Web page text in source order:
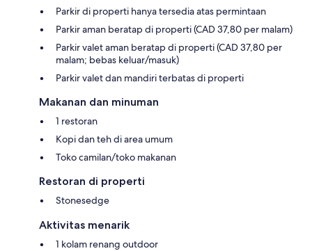
Parkir di properti hanya tersedia atas permintaan
Parkir aman beratap di properti (CAD 37,80 per malam)
Parkir valet aman beratap di properti (CAD 37,80 per
malam; bebas keluar/masuk)
Parkir valet dan mandiri terbatas di properti
Makanan dan minuman
1 restoran
Kopi dan teh di area umum
Toko camilan/toko makanan
Restoran di properti
Stonesedge
Aktivitas menarik
1 kolam renang outdoor